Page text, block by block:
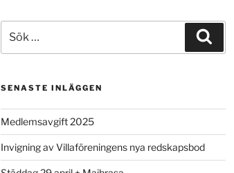
efter:
SENASTE INLÄGGEN
Medlemsavgift 2025
Invigning av Villaföreningens nya redskapsbod